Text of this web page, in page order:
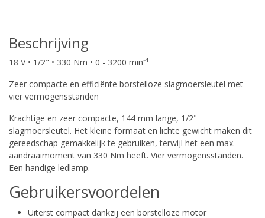
Beschrijving
18 V • 1/2" • 330 Nm • 0 - 3200 minˉ¹
Zeer compacte en efficiënte borstelloze slagmoersleutel met
vier vermogensstanden
Krachtige en zeer compacte, 144 mm lange, 1/2"
slagmoersleutel. Het kleine formaat en lichte gewicht maken dit
gereedschap gemakkelijk te gebruiken, terwijl het een max.
aandraaimoment van 330 Nm heeft. Vier vermogensstanden.
Een handige ledlamp.
Gebruikersvoordelen
Uiterst compact dankzij een borstelloze motor